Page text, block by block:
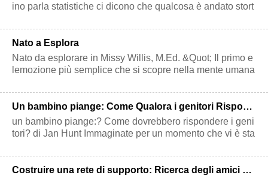
ino parla statistiche ci dicono che qualcosa è andato stort
Nato a Esplora
Nato da esplorare in Missy Willis, M.Ed. &Quot; Il primo e
lemozione più semplice che si scopre nella mente umana
Un bambino piange: Come Qualora i genitori Rispondere
un bambino piange:? Come dovrebbero rispondere i geni
tori? di Jan Hunt Immaginate per un momento che vi è sta
Costruire una rete di supporto: Ricerca degli amici come una nuova mamma